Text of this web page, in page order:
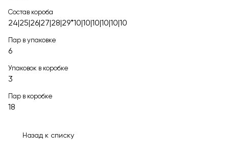
Состав короба
24|25|26|27|28|29*10|10|10|10|10|10
Пар в упаковке
6
Упаковок в коробке
3
Пар в коробке
18
Назад к списку